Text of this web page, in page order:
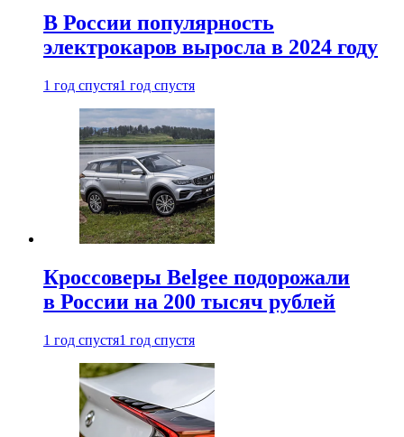
В России популярность
электрокаров выросла в 2024 году
1 год спустя1 год спустя
Кроссоверы Belgee подорожали
в России на 200 тысяч рублей
1 год спустя1 год спустя